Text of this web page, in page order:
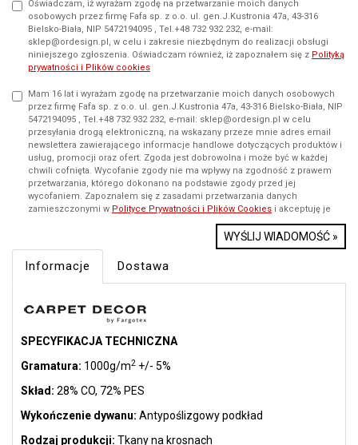
Oświadczam, iż wyrażam zgodę na przetwarzanie moich danych
osobowych przez firmę Fafa sp. z o.o. ul. gen.J.Kustronia 47a, 43-316
Bielsko-Biała, NIP 5472194095 , Tel.+48 732 932 232, e-mail:
sklep@ordesign.pl, w celu i zakresie niezbędnym do realizacji obsługi
niniejszego zgłoszenia. Oświadczam również, iż zapoznałem się z Polityką
prywatności i Plików cookies
Mam 16 lat i wyrażam zgodę na przetwarzanie moich danych osobowych
przez firmę Fafa sp. z o.o. ul. gen.J.Kustronia 47a, 43-316 Bielsko-Biała, NIP
5472194095 , Tel.+48 732 932 232, e-mail: sklep@ordesign.pl w celu
przesyłania drogą elektroniczną, na wskazany przeze mnie adres email
newslettera zawierającego informacje handlowe dotyczących produktów i
usług, promocji oraz ofert. Zgoda jest dobrowolna i może być w każdej
chwili cofnięta. Wycofanie zgody nie ma wpływy na zgodność z prawem
przetwarzania, którego dokonano na podstawie zgody przed jej
wycofaniem. Zapoznałem się z zasadami przetwarzania danych
zamieszczonymi w Polityce Prywatności i Plików Cookies i akceptuję je
WYŚLIJ WIADOMOŚĆ »
Informacje Dostawa
SPECYFIKACJA TECHNICZNA
Gramatura: 1000g/m2 +/- 5%
Skład: 28% CO, 72% PES
Wykończenie dywanu: Antypoślizgowy podkład
Rodzaj produkcji: Tkany na krosnach